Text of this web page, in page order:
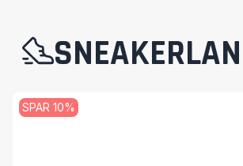
SPAR 10%